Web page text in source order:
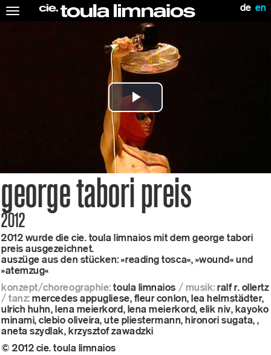
de en
Toggle
navigation
Play
Video
george tabori preis
2012
2012 wurde die cie. toula limnaios mit dem george tabori
preis ausgezeichnet.
auszüge aus den stücken: »reading tosca«, »wound« und
»atemzug«
konzept/choreographie: toula limnaios / musik: ralf r. ollertz
/ tanz: mercedes appugliese, fleur conlon, lea helmstädter,
ulrich huhn, lena meierkord, lena meierkord, elik niv, kayoko
minami, clebio oliveira, ute pliestermann, hironori sugata, ,
aneta szydlak, krzysztof zawadzki
© 2012 cie. toula limnaios